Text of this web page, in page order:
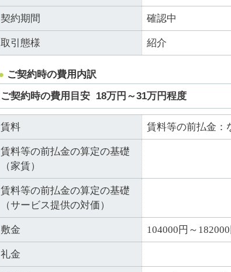
契約期間 確認中
取引態様 紹介
ご契約時の費用内訳
ご契約時の費用目安 18万円～31万円程度
賃料 賃料等の前払金：
賃料等の前払金の算定の基礎
（家賃）
賃料等の前払金の算定の基礎
（サービス提供の対価）
敷金 104000円～182000
礼金